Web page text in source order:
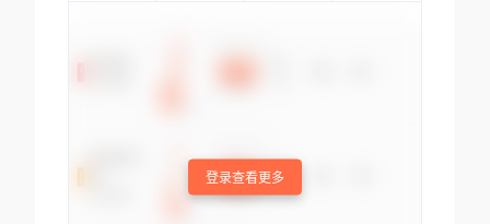
登录查看更多